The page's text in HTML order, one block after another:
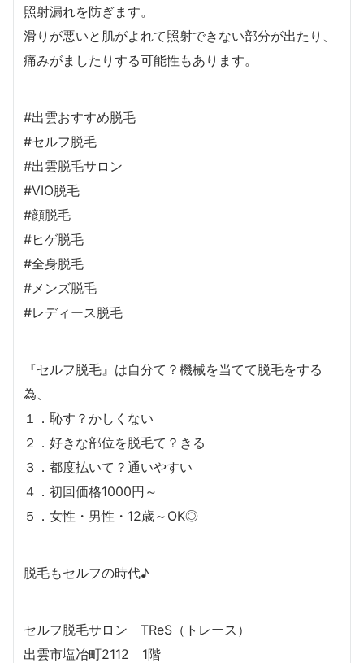
照射漏れを防ぎます。
滑りが悪いと肌がよれて照射できない部分が出たり、
痛みがましたりする可能性もあります。
#出雲おすすめ脱毛
#セルフ脱毛
#出雲脱毛サロン
#VIO脱毛
#顔脱毛
#ヒゲ脱毛
#全身脱毛
#メンズ脱毛
#レディース脱毛
『セルフ脱毛』は自分て？機械を当てて脱毛をする
為、
１．恥す？かしくない
２．好きな部位を脱毛て？きる
３．都度払いて？通いやすい
４．初回価格1000円～
５．女性・男性・12歳～OK◎
脱毛もセルフの時代♪
セルフ脱毛サロン TReS（トレース）
出雲市塩冶町2112 1階